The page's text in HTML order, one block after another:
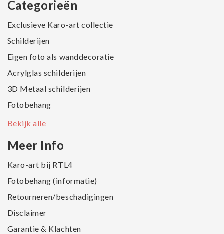
Categorieën
Exclusieve Karo-art collectie
Schilderijen
Eigen foto als wanddecoratie
Acrylglas schilderijen
3D Metaal schilderijen
Fotobehang
Bekijk alle
Meer Info
Karo-art bij RTL4
Fotobehang (informatie)
Retourneren/beschadigingen
Disclaimer
Garantie & Klachten